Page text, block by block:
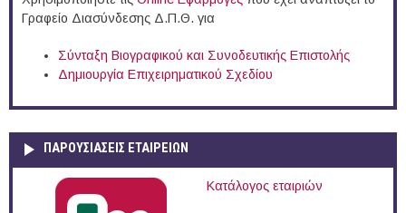
Γραφείο Διασύνδεσης Δ.Π.Θ. για
Σύνταξη Βιογραφικού και Συνοδευτικής Επιστολής
Δημιουργία Επιχειρηματικού Σχεδίου
ΠΑΡΟΥΣΙΆΣΕΙΣ ΕΤΑΙΡΕΙΏΝ
Κατάλογος εταιριών